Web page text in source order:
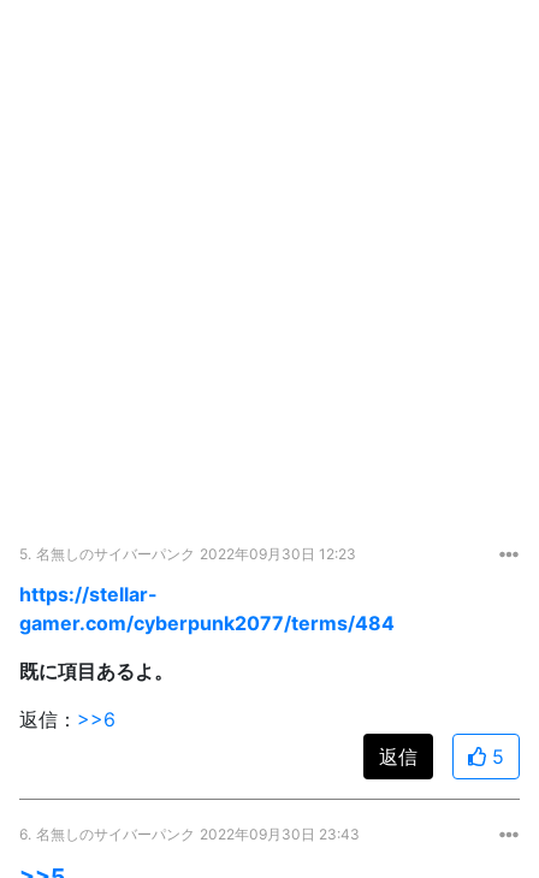
5. 名無しのサイバーパンク 2022年09月30日 12:23
https://stellar-
gamer.com/cyberpunk2077/terms/484
既に項目あるよ。
返信： >>6
返信
5
6. 名無しのサイバーパンク 2022年09月30日 23:43